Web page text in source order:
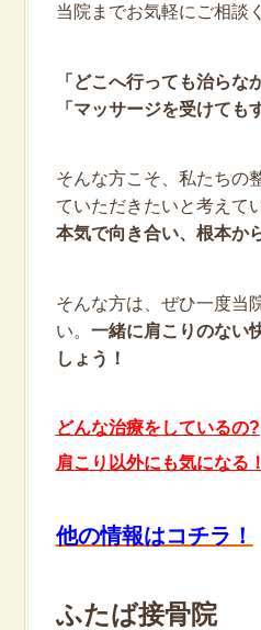
当院までお気軽にご相談
「どこへ行っても治らな
「マッサージを受けても
そんな方こそ、私たちの
ていただきたいと考えて
本気で向き合い、根本か
そんな方は、ぜひ一度当
い。 一緒に肩こりのない
しょう！
どんな治療をしているの?
肩こり以外にも気になる！
他の情報はコチラ！
ふたば接骨院